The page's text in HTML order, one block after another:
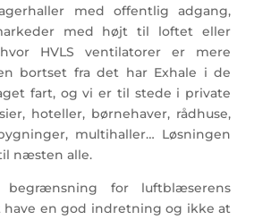
med offentlig adgang,
med højt til loftet eller
HVLS ventilatorer er mere
bortset fra det har Exhale i de
fart, og vi er til stede i private
hoteller, børnehaver, rådhuse,
multihaller… Løsningen
næsten alle.
begrænsning for luftblæserens
have en god indretning og ikke at